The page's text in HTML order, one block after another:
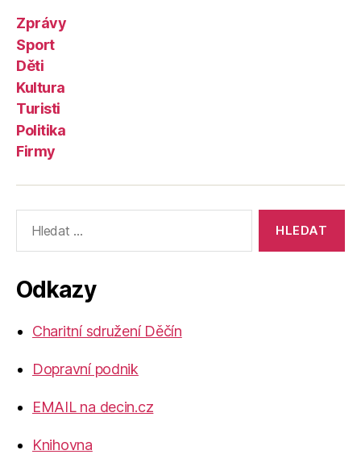
Zprávy
Sport
Děti
Kultura
Turisti
Politika
Firmy
vyhledávání:
Odkazy
Charitní sdružení Děčín
Dopravní podnik
EMAIL na decin.cz
Knihovna